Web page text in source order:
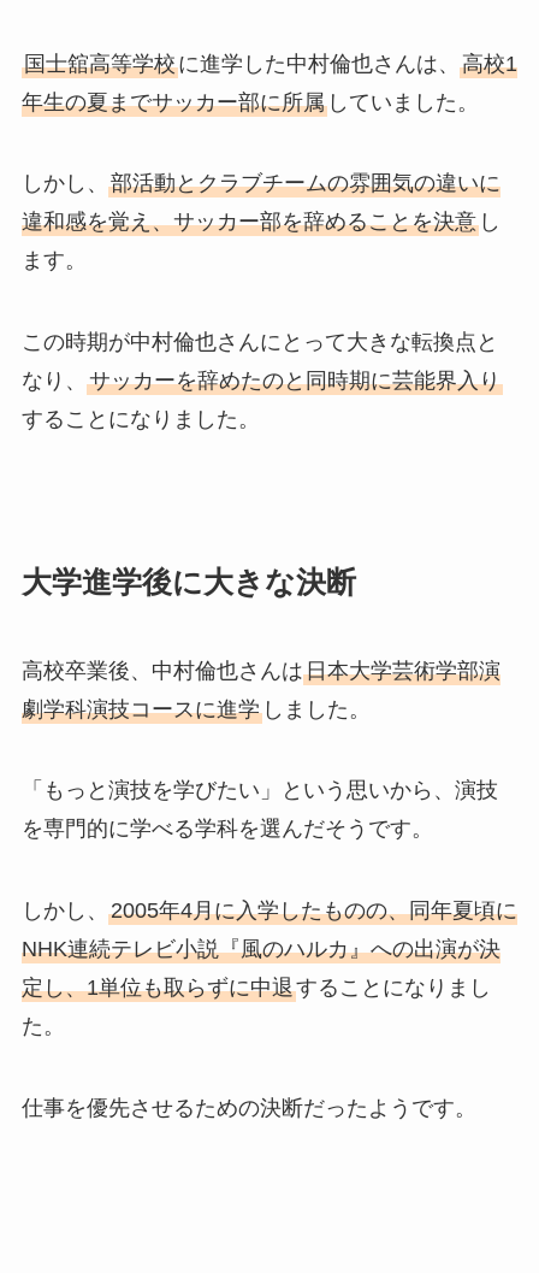
国士舘高等学校に進学した中村倫也さんは、 高校1
年生の夏までサッカー部に所属していました。
しかし、 部活動とクラブチームの雰囲気の違いに
違和感を覚え、サッカー部を辞めることを決意し
ます。
この時期が中村倫也さんにとって大きな転換点と
なり、 サッカーを辞めたのと同時期に芸能界入り
することになりました。
大学進学後に大きな決断
高校卒業後、中村倫也さんは日本大学芸術学部演
劇学科演技コースに進学しました。
「もっと演技を学びたい」という思いから、演技
を専門的に学べる学科を選んだそうです。
しかし、 2005年4月に入学したものの、同年夏頃に
NHK連続テレビ小説『風のハルカ』への出演が決
定し、1単位も取らずに中退することになりまし
た。
仕事を優先させるための決断だったようです。